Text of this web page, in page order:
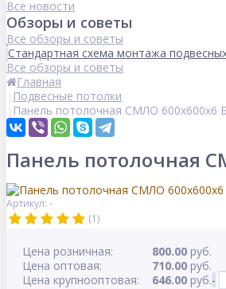
Все новости
Обзоры и советы
Все обзоры и советы
Стандартная схема монтажа
Все обзоры и советы
Главная
Подвесные потолки
Панель потолочная СМЛО 600x600x6
Панель потолочная
Артикул: -
(1)
Цена розничная: 800.00 руб.
Цена оптовая:
710.00 руб.
Цена крупнооптовая:
646.00 руб.-